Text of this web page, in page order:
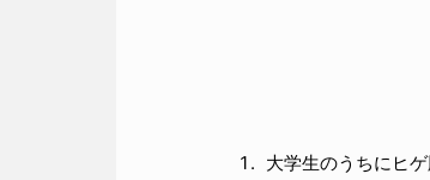
大学生のうちにヒ